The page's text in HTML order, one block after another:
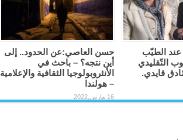
الطيّب
التّقليدي
قايدي.
حسن العاصي:عن الحدود.. إلى
أين نتجه؟ – باحث في
الأنثروبولوجيا الثقافية والإعلامية
– هولندا
16 مارس,2022